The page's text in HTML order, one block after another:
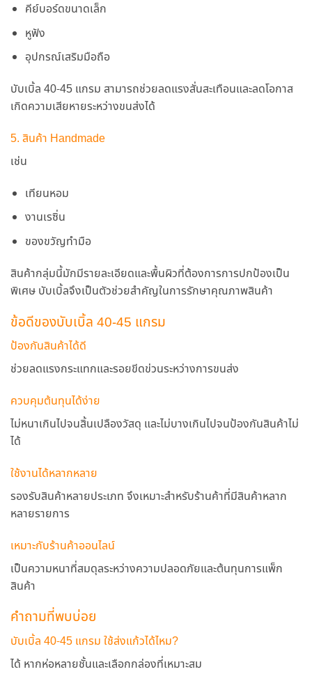
คีย์บอร์ดขนาดเล็ก
หูฟัง
อุปกรณ์เสริมมือถือ
บับเบิ้ล 40-45 แกรม สามารถช่วยลดแรงสั่นสะเทือนและลดโอกาส
เกิดความเสียหายระหว่างขนส่งได้
5. สินค้า Handmade
เช่น
เทียนหอม
งานเรซิ่น
ของขวัญทำมือ
สินค้ากลุ่มนี้มักมีรายละเอียดและพื้นผิวที่ต้องการการปกป้องเป็น
พิเศษ บับเบิ้ลจึงเป็นตัวช่วยสำคัญในการรักษาคุณภาพสินค้า
ข้อดีของบับเบิ้ล 40-45 แกรม
ป้องกันสินค้าได้ดี
ช่วยลดแรงกระแทกและรอยขีดข่วนระหว่างการขนส่ง
ควบคุมต้นทุนได้ง่าย
ไม่หนาเกินไปจนสิ้นเปลืองวัสดุ และไม่บางเกินไปจนป้องกันสินค้าไม่
ได้
ใช้งานได้หลากหลาย
รองรับสินค้าหลายประเภท จึงเหมาะสำหรับร้านค้าที่มีสินค้าหลาก
หลายรายการ
เหมาะกับร้านค้าออนไลน์
เป็นความหนาที่สมดุลระหว่างความปลอดภัยและต้นทุนการแพ็ก
สินค้า
คำถามที่พบบ่อย
บับเบิ้ล 40-45 แกรม ใช้ส่งแก้วได้ไหม?
ได้ หากห่อหลายชั้นและเลือกกล่องที่เหมาะสม